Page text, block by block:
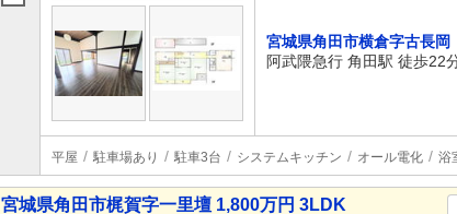
宮城県角田市横倉字古長岡
阿武隈急行 角田駅 徒歩22
平屋 駐車場あり 駐車3台 システムキッチン オール電化 浴
宮城県角田市梶賀字一里壇 1,800万円 3LDK